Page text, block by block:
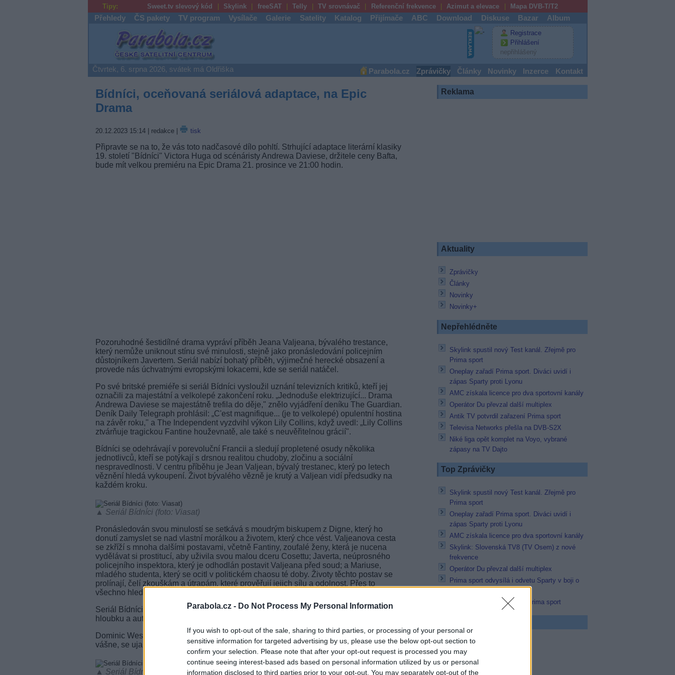
Parabola.cz - Do Not Process My Personal Information
If you wish to opt-out of the sale, sharing to third parties, or processing of your personal or
sensitive information for targeted advertising by us, please use the below opt-out section to
confirm your selection. Please note that after your opt-out request is processed you may
continue seeing interest-based ads based on personal information utilized by us or personal
information disclosed to third parties prior to your opt-out. You may separately opt-out of the
Tipy: Sweet.tv slevový kód Skylink freeSAT Telly TV srovnávač Referenční frekvence Azimut a elevace Mapa DVB-T/T2
Přehledy ČS pakety TV program Vysílače Galerie Satelity Katalog Přijímače ABC Download Diskuse Bazar Album
Parabola.cz
Registrace
Přihlášení
nepřihlášený
Čtvrtek, 6. srpna 2026, svátek má Oldřiška Parabola.cz Zprávičky Články Novinky Inzerce Kontakt
Bídníci, oceňovaná seriálová adaptace, na Epic
Drama
20.12.2023 15:14| redakce | tisk
Připravte se na to, že vás toto nadčasové dílo pohltí. Strhující adaptace literární klasiky
19. století "Bídníci" Victora Huga od scénáristy Andrewa Daviese, držitele ceny Bafta,
bude mít velkou premiéru na Epic Drama 21. prosince ve 21:00 hodin.
Pozoruhodné šestidílné drama vypráví příběh Jeana Valjeana, bývalého trestance,
který nemůže uniknout stínu své minulosti, stejně jako pronásledování policejním
důstojníkem Javertem. Seriál nabízí bohatý příběh, výjimečné herecké obsazení a
provede nás úchvatnými evropskými lokacemi, kde se seriál natáčel.
Po své britské premiéře si seriál Bídníci vysloužil uznání televizních kritiků, kteří jej
označili za majestátní a velkolepé zakončení roku. „Jednoduše elektrizující... Drama
Andrewa Daviese se majestátně trefila do děje," znělo vyjádření deníku The Guardian.
Deník Daily Telegraph prohlásil: „C'est magnifique... (je to velkolepé) opulentní hostina
na závěr roku," a The Independent vyzdvihl výkon Lily Collins, když uvedl: „Lily Collins
ztvárňuje tragickou Fantine houževnatě, ale také s neuvěřitelnou grácií".
Bídníci se odehrávají v porevoluční Francii a sledují propletené osudy několika
jednotlivců, kteří se potýkají s drsnou realitou chudoby, zločinu a sociální
nespravedlnosti. V centru příběhu je Jean Valjean, bývalý trestanec, který po letech
věznění hledá vykoupení. Život bývalého vězně je krutý a Valjean vidí předsudky na
každém kroku.
▲ Seriál Bídníci (foto: Viasat)
Pronásledován svou minulostí se setkává s moudrým biskupem z Digne, který ho
donutí zamyslet se nad vlastní morálkou a životem, který chce vést. Valjeanova cesta
se zkříží s mnoha dalšími postavami, včetně Fantiny, zoufalé ženy, která je nucena
vydělávat si prostitucí, aby uživila svou malou dceru Cosettu; Javerta, neúprosného
policejního inspektora, který je odhodlán postavit Valjeana před soud; a Mariuse,
mladého studenta, který se ocitl v politickém chaosu té doby. Životy těchto postav se
prolínají, čelí zkouškám a útrapám, které prověřují jejich sílu a odolnost. Přes to
všechno hledají lásku, naději a vykoupení ve světě, který je krutý a nelítostný.
Seriál Bídníci se může pochlubit hvězdným hereckým obsazením, které dodává ději
hloubku a autenticitu oblíbených Hugových postav:
Dominic West, známý především ze seriálu Koruna nebo filmů Aféra či Colette: Příběh
vášne, se ujal ikonické roli Jeana Valjeana, mučeného svou minulostí.
▲ Seriál Bídníci (foto: Viasat)
Reklama
Aktuality
Zprávičky
Články
Novinky
Novinky+
Nepřehlédněte
Skylink spustil nový Test kanál. Zřejmě pro
Prima sport
Oneplay zařadí Prima sport. Diváci uvidí i
zápas Sparty proti Lyonu
AMC získala licence pro dva sportovní kanály
Operátor Du převzal další multiplex
Antik TV potvrdil zařazení Prima sport
Televisa Networks přešla na DVB-S2X
Niké liga opět komplet na Voyo, vybrané
zápasy na TV Dajto
Top Zprávičky
Skylink spustil nový Test kanál. Zřejmě pro
Prima sport
Oneplay zařadí Prima sport. Diváci uvidí i
zápas Sparty proti Lyonu
AMC získala licence pro dva sportovní kanály
Skylink: Slovenská TV8 (TV Osem) z nové
frekvence
Operátor Du převzal další multiplex
Prima sport odvysílá i odvetu Sparty v boji o
Antik TV potvrdil zařazení Prima sport
20:10 MOST! (6/8)
21:00 Nejlepší trapasy
22:15 Okno do hřbitova